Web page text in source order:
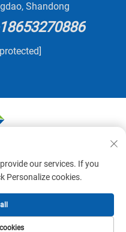
Shandong
© 2025 ni QINGDAO
LTD - Patakaran sa
our services. If you
Personalize cookies.